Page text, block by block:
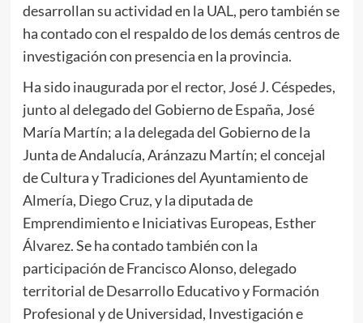
desarrollan su actividad en la UAL, pero también se
ha contado con el respaldo de los demás centros de
investigación con presencia en la provincia.
Ha sido inaugurada por el rector, José J. Céspedes,
junto al delegado del Gobierno de España, José
María Martín; a la delegada del Gobierno de la
Junta de Andalucía, Aránzazu Martín; el concejal
de Cultura y Tradiciones del Ayuntamiento de
Almería, Diego Cruz, y la diputada de
Emprendimiento e Iniciativas Europeas, Esther
Álvarez. Se ha contado también con la
participación de Francisco Alonso, delegado
territorial de Desarrollo Educativo y Formación
Profesional y de Universidad, Investigación e